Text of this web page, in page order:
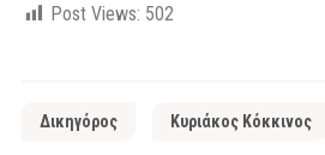
Post Views: 502
Δικηγόρος Κυριάκος Κόκκινος